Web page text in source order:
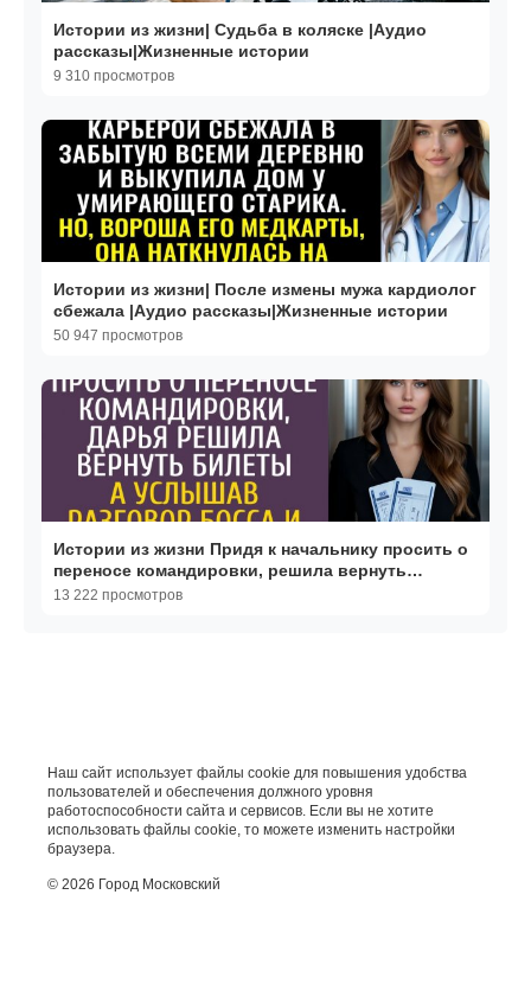
Истории из жизни| Судьба в коляске |Аудио
рассказы|Жизненные истории
9 310 просмотров
Истории из жизни| После измены мужа кардиолог
сбежала |Аудио рассказы|Жизненные истории
50 947 просмотров
Истории из жизни Придя к начальнику просить о
переносе командировки, решила вернуть
билеты…
13 222 просмотров
Наш сайт использует файлы cookie для повышения удобства
пользователей и обеспечения должного уровня
работоспособности сайта и сервисов. Если вы не хотите
использовать файлы cookie, то можете изменить настройки
браузера.
© 2026 Город Московский